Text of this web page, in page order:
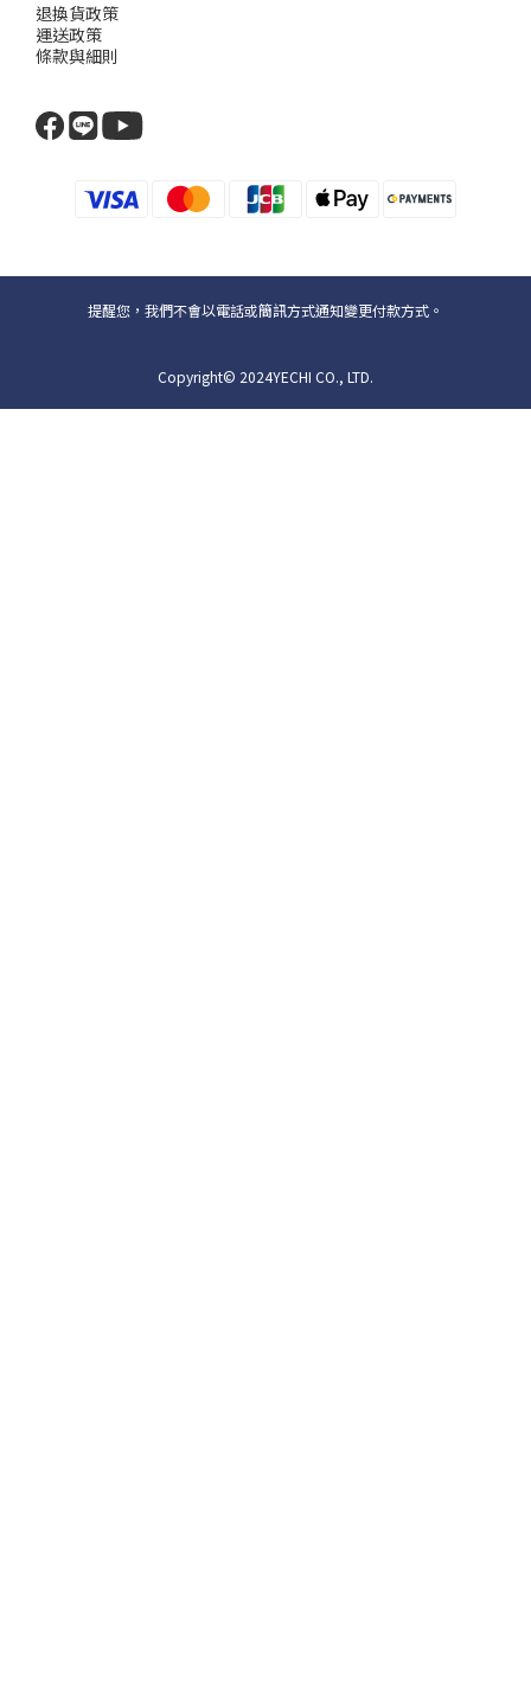
退換貨政策
運送政策
條款與細則
提醒您，我們不會以電話或簡訊方式通知變更付款方式。
Copyright© 2024YECHI CO., LTD.